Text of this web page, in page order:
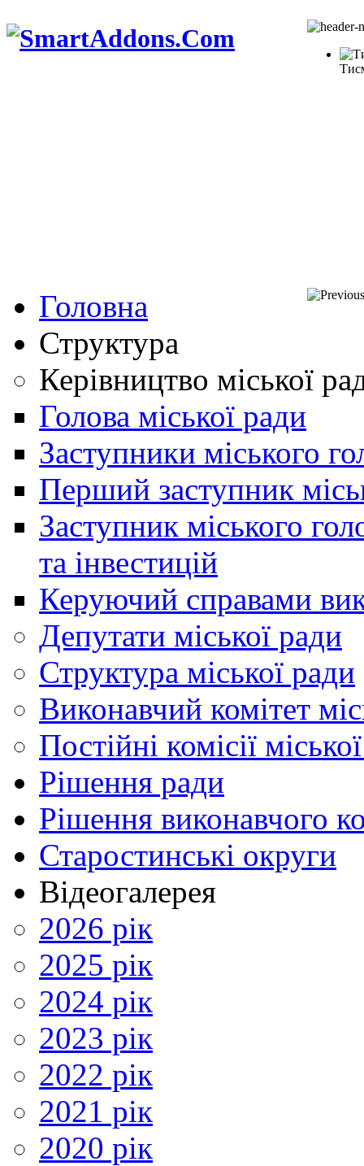
Головна
Структура
Керівництво міської
Голова міської ради
Заступники міського
Перший заступник
Заступник міського
та інвестицій
Керуючий справами
Депутати міської ради
Структура міської ради
Виконавчий комітет
Постійні комісії
Рішення ради
Рішення виконавчого
Старостинські округи
Відеогалерея
2026 рік
2025 рік
2024 рік
2023 рік
2022 рік
2021 рік
2020 рік